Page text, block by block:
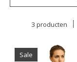
3 producten
Sale